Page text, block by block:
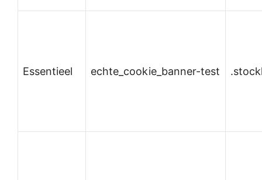
Essentieel echte_cookie_banner-test